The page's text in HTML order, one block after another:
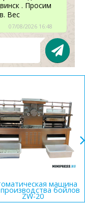
. Просим
Вес
07/08/2026 16:48
машина
бойлов
ZW-20